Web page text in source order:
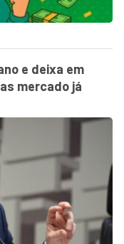
e deixa em
mercado já